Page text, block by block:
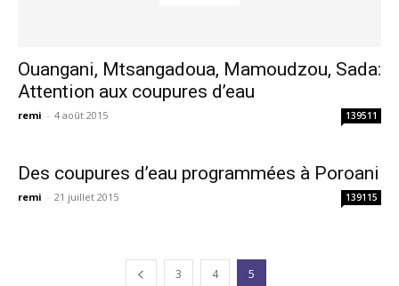
Ouangani, Mtsangadoua, Mamoudzou, Sada:
Attention aux coupures d’eau
remi - 4 août 2015 139511
Des coupures d’eau programmées à Poroani
remi - 21 juillet 2015 139115
3 4 5